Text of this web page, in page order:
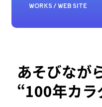
あそびなが
“100年カラ
WORKS / WEB SITE
イラスト・キャ
ぬいぐるみ・パ